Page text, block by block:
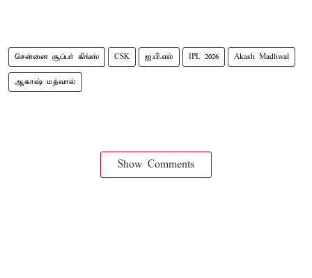
சென்னை சூப்பர் கிங்ஸ் CSK ஐ.பி.எல் IPL 2026 Akash Madhwal
ஆகாஷ் மத்வால்
Show Comments